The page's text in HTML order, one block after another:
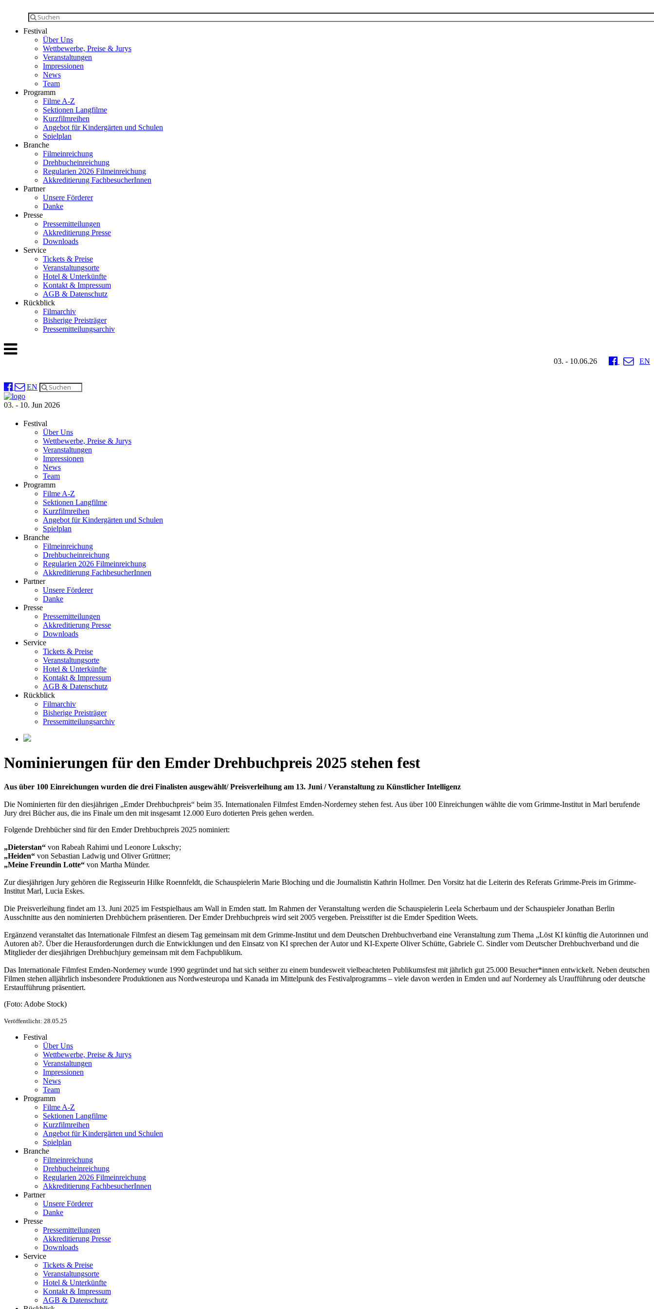
Festival
Über Uns
Wettbewerbe, Preise & Jurys
Veranstaltungen
Impressionen
News
Team
Programm
Filme A-Z
Sektionen Langfilme
Kurzfilmreihen
Angebot für Kindergärten und Schulen
Spielplan
Branche
Filmeinreichung
Drehbucheinreichung
Regularien 2026 Filmeinreichung
Akkreditierung FachbesucherInnen
Partner
Unsere Förderer
Danke
Presse
Pressemitteilungen
Akkreditierung Presse
Downloads
Service
Tickets & Preise
Veranstaltungsorte
Hotel & Unterkünfte
Kontakt & Impressum
AGB & Datenschutz
Rückblick
Filmarchiv
Bisherige Preisträger
Pressemitteilungsarchiv
03. - 10.06.26 EN
EN
03. - 10. Jun 2026
Festival
Über Uns
Wettbewerbe, Preise & Jurys
Veranstaltungen
Impressionen
News
Team
Programm
Filme A-Z
Sektionen Langfilme
Kurzfilmreihen
Angebot für Kindergärten und Schulen
Spielplan
Branche
Filmeinreichung
Drehbucheinreichung
Regularien 2026 Filmeinreichung
Akkreditierung FachbesucherInnen
Partner
Unsere Förderer
Danke
Presse
Pressemitteilungen
Akkreditierung Presse
Downloads
Service
Tickets & Preise
Veranstaltungsorte
Hotel & Unterkünfte
Kontakt & Impressum
AGB & Datenschutz
Rückblick
Filmarchiv
Bisherige Preisträger
Pressemitteilungsarchiv
Nominierungen für den Emder Drehbuchpreis 2025 stehen fest
Aus über 100 Einreichungen wurden die drei Finalisten ausgewählt/ Preisverleihung am 13. Juni / Veranstaltung zu Künstlicher Intelligenz
Die Nominierten für den diesjährigen „Emder Drehbuchpreis“ beim 35. Internationalen Filmfest Emden-Norderney stehen fest. Aus über 100 Einreichungen wählte die vom Grimme-Institut in Marl berufende
Jury drei Bücher aus, die ins Finale um den mit insgesamt 12.000 Euro dotierten Preis gehen werden.
Folgende Drehbücher sind für den Emder Drehbuchpreis 2025 nominiert:
„Dieterstan“ von Rabeah Rahimi und Leonore Lukschy;
„Heiden“ von Sebastian Ladwig und Oliver Grüttner;
„Meine Freundin Lotte“ von Martha Münder.
Zur diesjährigen Jury gehören die Regisseurin Hilke Roennfeldt, die Schauspielerin Marie Bloching und die Journalistin Kathrin Hollmer. Den Vorsitz hat die Leiterin des Referats Grimme-Preis im Grimme-
Institut Marl, Lucia Eskes.
Die Preisverleihung findet am 13. Juni 2025 im Festspielhaus am Wall in Emden statt. Im Rahmen der Veranstaltung werden die Schauspielerin Leela Scherbaum und der Schauspieler Jonathan Berlin
Ausschnitte aus den nominierten Drehbüchern präsentieren. Der Emder Drehbuchpreis wird seit 2005 vergeben. Preisstifter ist die Emder Spedition Weets.
Ergänzend veranstaltet das Internationale Filmfest an diesem Tag gemeinsam mit dem Grimme-Institut und dem Deutschen Drehbuchverband eine Veranstaltung zum Thema „Löst KI künftig die Autorinnen und
Autoren ab?. Über die Herausforderungen durch die Entwicklungen und den Einsatz von KI sprechen der Autor und KI-Experte Oliver Schütte, Gabriele C. Sindler vom Deutscher Drehbuchverband und die
Mitglieder der diesjährigen Drehbuchjury gemeinsam mit dem Fachpublikum.
Das Internationale Filmfest Emden-Norderney wurde 1990 gegründet und hat sich seither zu einem bundesweit vielbeachteten Publikumsfest mit jährlich gut 25.000 Besucher*innen entwickelt. Neben deutschen
Filmen stehen alljährlich insbesondere Produktionen aus Nordwesteuropa und Kanada im Mittelpunk des Festivalprogramms – viele davon werden in Emden und auf Norderney als Uraufführung oder deutsche
Erstaufführung präsentiert.
(Foto: Adobe Stock)
Veröffentlicht: 28.05.25
Festival
Über Uns
Wettbewerbe, Preise & Jurys
Veranstaltungen
Impressionen
News
Team
Programm
Filme A-Z
Sektionen Langfilme
Kurzfilmreihen
Angebot für Kindergärten und Schulen
Spielplan
Branche
Filmeinreichung
Drehbucheinreichung
Regularien 2026 Filmeinreichung
Akkreditierung FachbesucherInnen
Partner
Unsere Förderer
Danke
Presse
Pressemitteilungen
Akkreditierung Presse
Downloads
Service
Tickets & Preise
Veranstaltungsorte
Hotel & Unterkünfte
Kontakt & Impressum
AGB & Datenschutz